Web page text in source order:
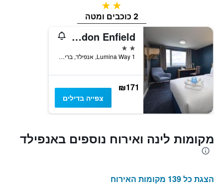
2 כוכבים
2 כוכבים ומטה
Travelodge London Enfield
2 כוכבים
1 Lumina Way, אנפילד, בריטניה
₪171
צפייה בדילים
מקומות לינה ואירוח נוספים באנפילד
הצגת כל 139 מקומות האירוח